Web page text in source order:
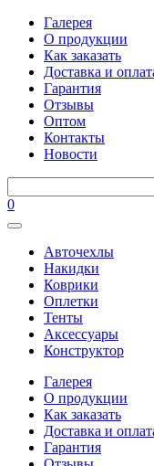
Галерея
О продукции
Как заказать
Доставка и
Гарантия
Отзывы
Оптом
Контакты
Новости
0
Авточехлы
Накидки
Коврики
Оплетки
Тенты
Аксессуары
Конструктор
Галерея
О продукции
Как заказать
Доставка и
Гарантия